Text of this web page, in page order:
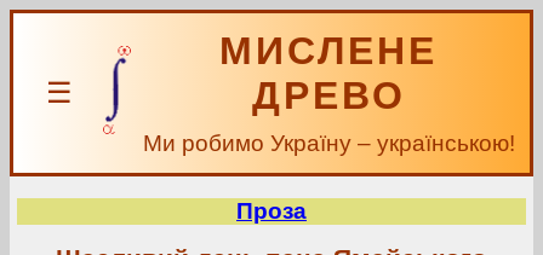
☰
МИСЛЕНЕ
ДРЕВО
Ми робимо Україну – українською!
Проза